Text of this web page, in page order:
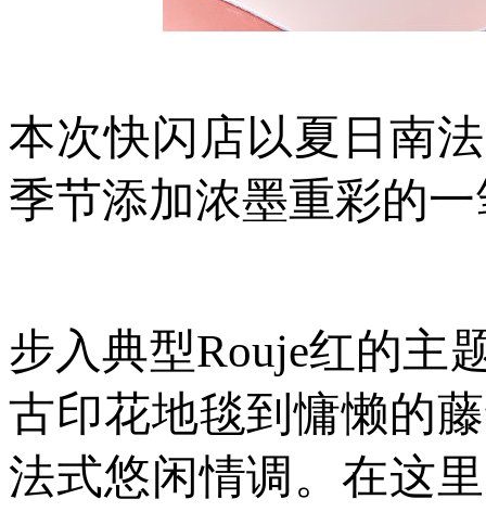
本次快闪店以夏日南
季节添加浓墨重彩的
步入典型Rouje红的主
古印花地毯到慵懒的
法式悠闲情调。在这